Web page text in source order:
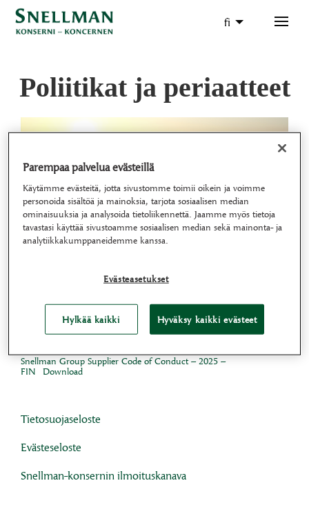
fi
Poliitikat ja periaatteet
Snellman-konsernin toimintaperiaatteet (Code of
Conduct):
Snellman Group Code of Conduct – 2025 – FIN
Snellman-konsernin toimittajien toimintaperiaatteet
(Supplier Code of Conduct):
Snellman Group Supplier Code of Conduct – 2025 –
FIN
Download
Tietosuojaseloste
Evästeseloste
Snellman-konsernin ilmoituskanava
Parempaa palvelua evästeillä
Käytämme evästeitä, jotta sivustomme toimii oikein ja voimme
personoida sisältöä ja mainoksia, tarjota sosiaalisen median
ominaisuuksia ja analysoida tietoliikennettä. Jaamme myös tietoja
tavastasi käyttää sivustoamme sosiaalisen median sekä mainonta- ja
analytiikkakumppaneidemme kanssa.
Evästeasetukset
Hylkää kaikki Hyväksy kaikki evästeet